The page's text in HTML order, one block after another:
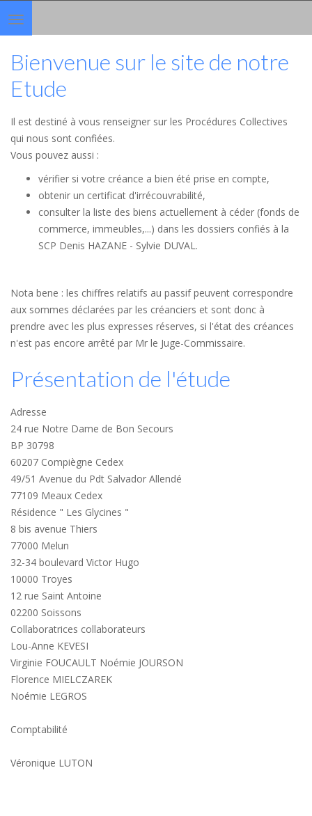
Toggle
navigation
Bienvenue sur le site de notre
Etude
Il est destiné à vous renseigner sur les Procédures Collectives
qui nous sont confiées.
Vous pouvez aussi :
vérifier si votre créance a bien été prise en compte,
obtenir un certificat d'irrécouvrabilité,
consulter la liste des biens actuellement à céder (fonds de
commerce, immeubles,...) dans les dossiers confiés à la
SCP Denis HAZANE - Sylvie DUVAL.
Nota bene : les chiffres relatifs au passif peuvent correspondre
aux sommes déclarées par les créanciers et sont donc à
prendre avec les plus expresses réserves, si l'état des créances
n'est pas encore arrêté par Mr le Juge-Commissaire.
Présentation de l'étude
Adresse
24 rue Notre Dame de Bon Secours
BP 30798
60207 Compiègne Cedex
49/51 Avenue du Pdt Salvador Allendé
77109 Meaux Cedex
Résidence " Les Glycines "
8 bis avenue Thiers
77000 Melun
32-34 boulevard Victor Hugo
10000 Troyes
12 rue Saint Antoine
02200 Soissons
Collaboratrices collaborateurs
Lou-Anne KEVESI
Virginie FOUCAULT Noémie JOURSON
Florence MIELCZAREK
Noémie LEGROS
Comptabilité
Véronique LUTON